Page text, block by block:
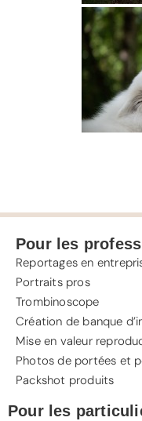
Pour les
Reportages en
Portraits pros
Trombinoscope
Création de banque
Mise en valeur
Photos de portées et
Packshot produits
Pour les